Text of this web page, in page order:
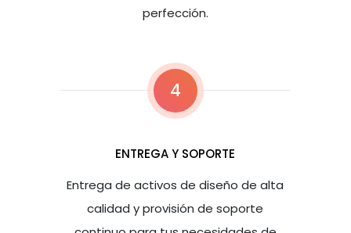
perfección.
4
ENTREGA Y SOPORTE
Entrega de activos de diseño de alta
calidad y provisión de soporte